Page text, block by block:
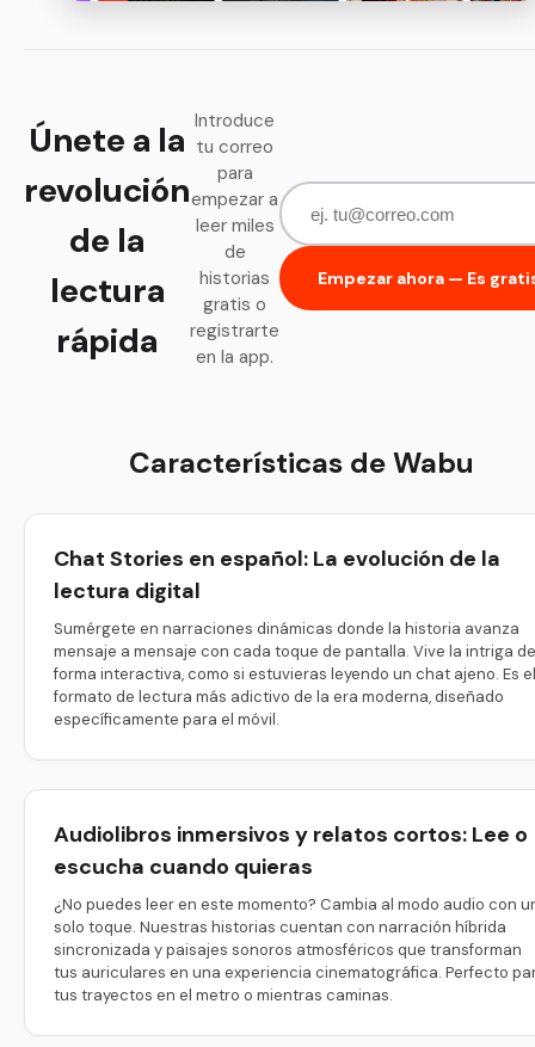
Únete a la
revolución
de la
lectura
rápida
Introduce
tu correo
para
empezar a
leer miles
de
historias
gratis o
registrarte
en la app.
Empezar ahora — Es
Características de Wabu
Chat Stories en español: La evolución de la
lectura digital
Sumérgete en narraciones dinámicas donde la historia avanza
mensaje a mensaje con cada toque de pantalla. Vive la intriga de
forma interactiva, como si estuvieras leyendo un chat ajeno. Es el
formato de lectura más adictivo de la era moderna, diseñado
específicamente para el móvil.
Audiolibros inmersivos y relatos cortos: Lee o
escucha cuando quieras
¿No puedes leer en este momento? Cambia al modo audio con
solo toque. Nuestras historias cuentan con narración híbrida
sincronizada y paisajes sonoros atmosféricos que transforman
tus auriculares en una experiencia cinematográfica. Perfecto
tus trayectos en el metro o mientras caminas.